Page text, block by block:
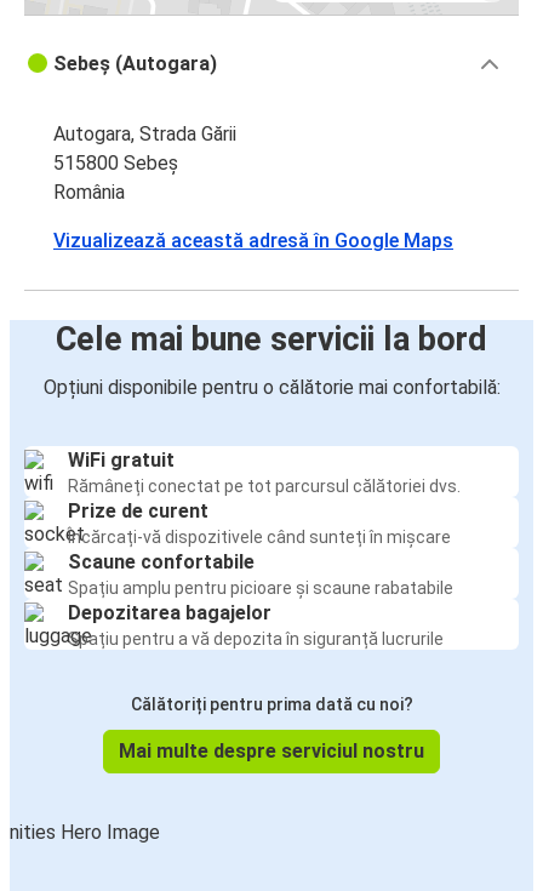
Sebeș (Autogara)
Autogara, Strada Gării
515800 Sebeș
România
Vizualizează această adresă în Google Maps
Cele mai bune servicii la bord
Opțiuni disponibile pentru o călătorie mai confortabilă:
WiFi gratuit
Rămâneți conectat pe tot parcursul călătoriei dvs.
Prize de curent
Încărcați-vă dispozitivele când sunteți în mișcare
Scaune confortabile
Spațiu amplu pentru picioare și scaune rabatabile
Depozitarea bagajelor
Spațiu pentru a vă depozita în siguranță lucrurile
Călătoriți pentru prima dată cu noi?
Mai multe despre serviciul nostru